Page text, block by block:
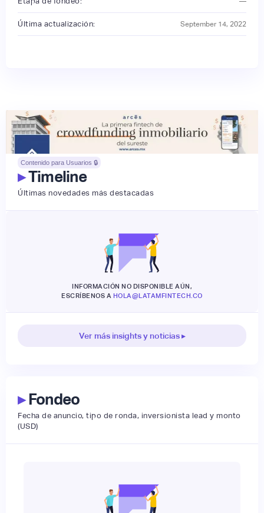
Última actualización: September 14, 2022
Contenido para Usuarios 🔒
▸Timeline
Últimas novedades más destacadas
INFORMACIÓN NO DISPONIBLE AÚN,
ESCRÍBENOS A HOLA@LATAMFINTECH.CO
Ver más insights y noticias ▸
▸Fondeo
Fecha de anuncio, tipo de ronda, inversionista lead y monto
(USD)